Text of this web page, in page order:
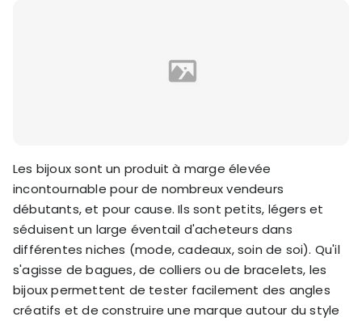
Les bijoux sont un produit à marge élevée
incontournable pour de nombreux vendeurs
débutants, et pour cause. Ils sont petits, légers et
séduisent un large éventail d'acheteurs dans
différentes niches (mode, cadeaux, soin de soi). Qu'il
s'agisse de bagues, de colliers ou de bracelets, les
bijoux permettent de tester facilement des angles
créatifs et de construire une marque autour du style